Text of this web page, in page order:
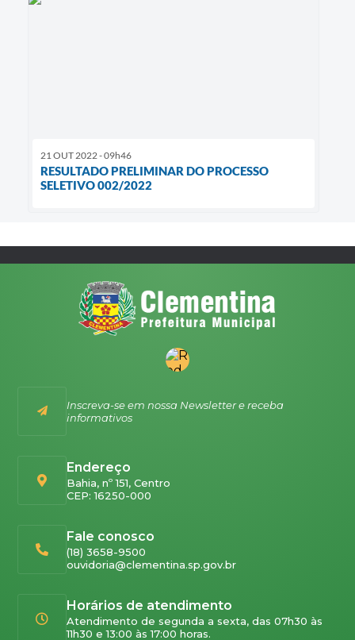
21 OUT 2022 - 09h46
RESULTADO PRELIMINAR DO PROCESSO
SELETIVO 002/2022
Inscreva-se em nossa Newsletter e receba
informativos
Endereço
Bahia, nº 151, Centro
CEP: 16250-000
Fale conosco
(18) 3658-9500
ouvidoria@clementina.sp.gov.br
Horários de atendimento
Atendimento de segunda a sexta, das 07h30 às
11h30 e 13:00 às 17:00 horas.